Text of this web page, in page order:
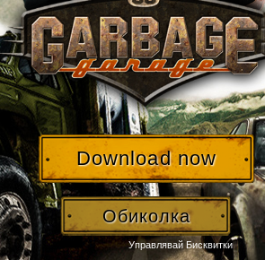
Download now
Обиколка
Управлявай Бисквитки